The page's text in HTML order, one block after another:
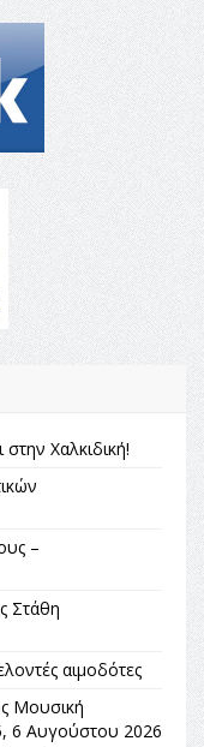
Χαλκιδική!
–
Στάθη
αιμοδότες
Μουσική
6 Αυγούστου 2026